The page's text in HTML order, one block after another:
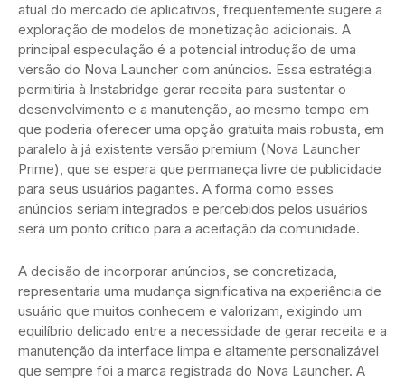
atual do mercado de aplicativos, frequentemente sugere a
exploração de modelos de monetização adicionais. A
principal especulação é a potencial introdução de uma
versão do Nova Launcher com anúncios. Essa estratégia
permitiria à Instabridge gerar receita para sustentar o
desenvolvimento e a manutenção, ao mesmo tempo em
que poderia oferecer uma opção gratuita mais robusta, em
paralelo à já existente versão premium (Nova Launcher
Prime), que se espera que permaneça livre de publicidade
para seus usuários pagantes. A forma como esses
anúncios seriam integrados e percebidos pelos usuários
será um ponto crítico para a aceitação da comunidade.
A decisão de incorporar anúncios, se concretizada,
representaria uma mudança significativa na experiência de
usuário que muitos conhecem e valorizam, exigindo um
equilíbrio delicado entre a necessidade de gerar receita e a
manutenção da interface limpa e altamente personalizável
que sempre foi a marca registrada do Nova Launcher. A